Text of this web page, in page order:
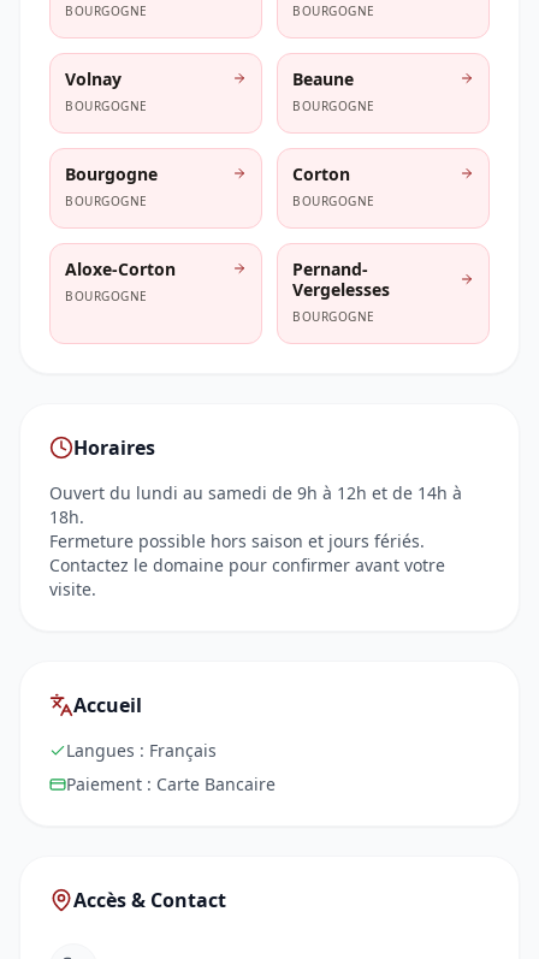
BOURGOGNE BOURGOGNE
Volnay
BOURGOGNE
Beaune
BOURGOGNE
Bourgogne
BOURGOGNE
Corton
BOURGOGNE
Aloxe-Corton
BOURGOGNE
Pernand-
Vergelesses
BOURGOGNE
Horaires
Ouvert du lundi au samedi de 9h à 12h et de 14h à
18h.
Fermeture possible hors saison et jours fériés.
Contactez le domaine pour confirmer avant votre
visite.
Accueil
Langues : Français
Paiement : Carte Bancaire
Accès & Contact